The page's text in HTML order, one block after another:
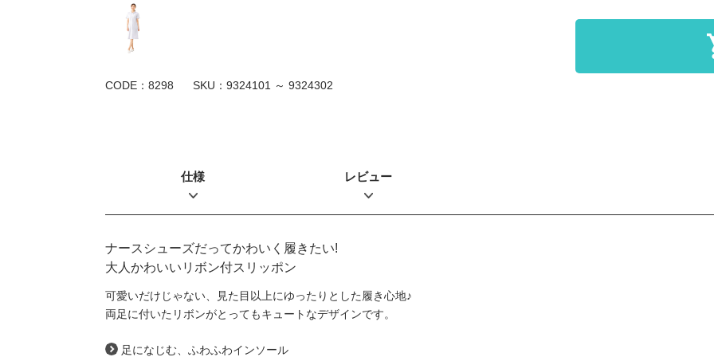
CODE：8298 SKU： 9324101 ～ 9324302
仕様 レビュー
ナースシューズだってかわいく履きたい!
大人かわいいリボン付スリッポン
可愛いだけじゃない、見た目以上にゆったりとした履き心地♪
両足に付いたリボンがとってもキュートなデザインです。
足になじむ、ふわふわインソール